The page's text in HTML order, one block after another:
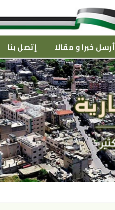
أرسل خبرا و مقالا إتصل بنا